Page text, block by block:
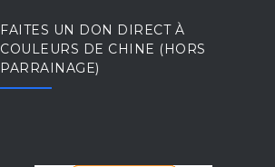
FAITES UN DON DIRECT À
COULEURS DE CHINE (HORS
PARRAINAGE)